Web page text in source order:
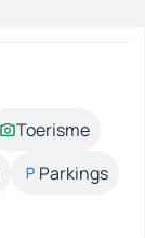
Toerisme
Parkings